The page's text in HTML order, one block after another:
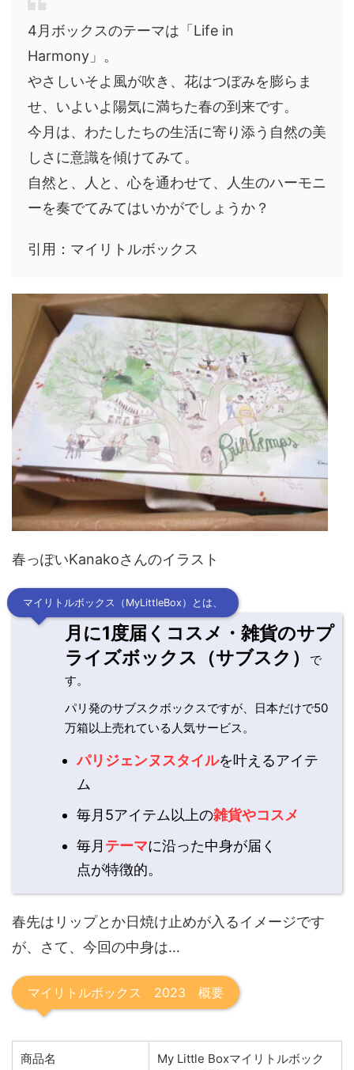
​4月ボックスのテーマは「Life in
Harmony」。
やさしいそよ風が吹き、花はつぼみを膨らま
せ、いよいよ陽気に満ちた春の到来です。
今月は、わたしたちの生活に寄り添う自然の美
しさに意識を傾けてみて。
自然と、人と、心を通わせて、人生のハーモニ
ーを奏でてみてはいかがでしょうか？
引用：マイリトルボックス
春っぽいKanakoさんのイラスト
マイリトルボックス（MyLittleBox）とは、
月に1度届くコスメ・雑貨のサプ
ライズボックス（サブスク）
で
す。
パリ発のサブスクボックスですが、日本だけで50
万箱以上売れている人気サービス。
パリジェンヌスタイルを叶えるアイテ
ム
毎月5アイテム以上の雑貨やコスメ
毎月 テーマに沿った中身が届く
点が特徴的。
春先はリップとか日焼け止めが入るイメージです
が、さて、今回の中身は…
マイリトルボックス 2023 概要
商品名
My Little Boxマイリトルボック